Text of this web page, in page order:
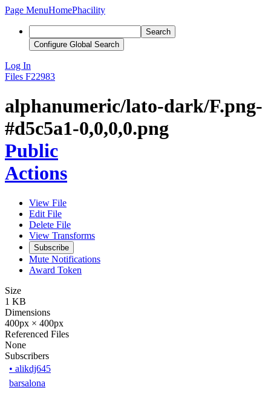
Page MenuHomePhacility
Search
Configure Global Search
Log In
Files F22983
alphanumeric/lato-dark/F.png-
#d5c5a1-0,0,0,0.png
Public
Actions
View File
Edit File
Delete File
View Transforms
Subscribe
Mute Notifications
Award Token
Size
1 KB
Dimensions
400px × 400px
Referenced Files
None
Subscribers
• alikdj645
barsalona